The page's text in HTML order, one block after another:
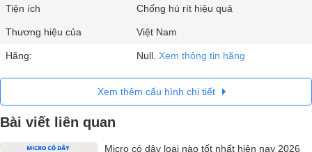
Tiện ích Chống hú rít hiệu quả
Thương hiệu của Việt Nam
Hãng: Null. Xem thông tin hãng
Xem thêm cấu hình chi tiết
Bài viết liên quan
Micro có dây loại nào tốt nhất hiện nay 2026